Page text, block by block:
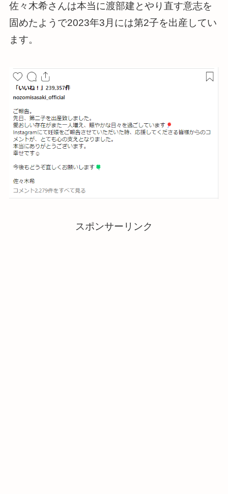
佐々木希さんは本当に渡部建とやり直す意志を
固めたようで2023年3月には第2子を出産してい
ます。
スポンサーリンク